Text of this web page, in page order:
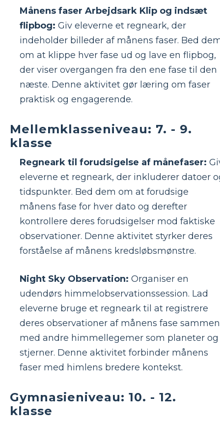
Månens faser Arbejdsark Klip og indsæt
flipbog: Giv eleverne et regneark, der
indeholder billeder af månens faser. Bed
om at klippe hver fase ud og lave en flipbog,
der viser overgangen fra den ene fase til den
næste. Denne aktivitet gør læring om faser
praktisk og engagerende.
Mellemklasseniveau: 7. - 9.
klasse
Regneark til forudsigelse af månefaser:
eleverne et regneark, der inkluderer datoer
tidspunkter. Bed dem om at forudsige
månens fase for hver dato og derefter
kontrollere deres forudsigelser mod faktiske
observationer. Denne aktivitet styrker deres
forståelse af månens kredsløbsmønstre.
Night Sky Observation: Organiser en
udendørs himmelobservationssession. Lad
eleverne bruge et regneark til at registrere
deres observationer af månens fase sammen
med andre himmellegemer som planeter og
stjerner. Denne aktivitet forbinder månens
faser med himlens bredere kontekst.
Gymnasieniveau: 10. - 12.
klasse